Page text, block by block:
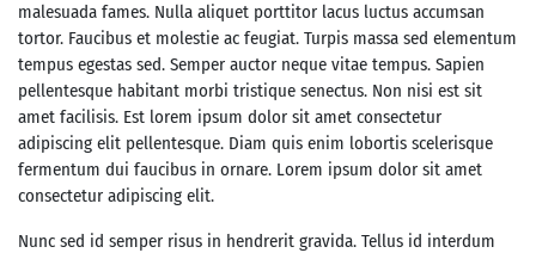
malesuada fames. Nulla aliquet porttitor lacus luctus accumsan
tortor. Faucibus et molestie ac feugiat. Turpis massa sed elementum
tempus egestas sed. Semper auctor neque vitae tempus. Sapien
pellentesque habitant morbi tristique senectus. Non nisi est sit
amet facilisis. Est lorem ipsum dolor sit amet consectetur
adipiscing elit pellentesque. Diam quis enim lobortis scelerisque
fermentum dui faucibus in ornare. Lorem ipsum dolor sit amet
consectetur adipiscing elit.
Nunc sed id semper risus in hendrerit gravida. Tellus id interdum